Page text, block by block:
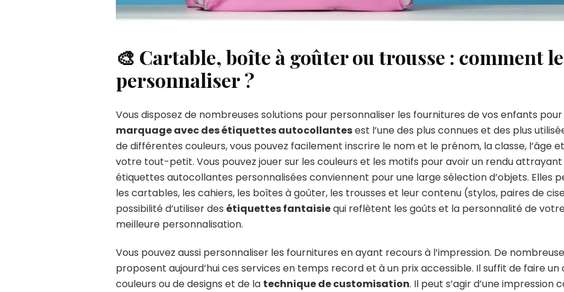
🎨 Cartable, boîte à goûter ou trousse : comment
personnaliser ?
Vous disposez de nombreuses solutions pour personnaliser les fournitures de vos enfants
marquage avec des étiquettes autocollantesest l’une des plus connues et des plus
de différentes couleurs, vous pouvez facilement inscrire le nom et le prénom, la classe, l’âge
votre tout-petit. Vous pouvez jouer sur les couleurs et les motifs pour avoir un rendu attrayant
étiquettes autocollantes personnalisées conviennent pour une large sélection d’objets. Elles
les cartables, les cahiers, les boîtes à goûter, les trousses et leur contenu (stylos, paires de
possibilité d’utiliser des étiquettes fantaisiequi reflètent les goûts et la personnalité de
meilleure personnalisation.
Vous pouvez aussi personnaliser les fournitures en ayant recours à l’impression. De
proposent aujourd’hui ces services en temps record et à un prix accessible. Il suffit de faire un
couleurs ou de designs et de la technique de customisation. Il peut s’agir d’une impression